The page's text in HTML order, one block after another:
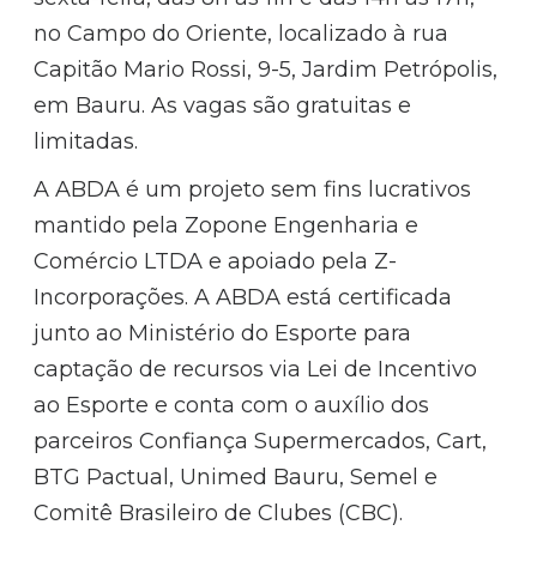
no Campo do Oriente, localizado à rua
Capitão Mario Rossi, 9-5, Jardim Petrópolis,
em Bauru. As vagas são gratuitas e
limitadas.
A ABDA é um projeto sem fins lucrativos
mantido pela Zopone Engenharia e
Comércio LTDA e apoiado pela Z-
Incorporações. A ABDA está certificada
junto ao Ministério do Esporte para
captação de recursos via Lei de Incentivo
ao Esporte e conta com o auxílio dos
parceiros Confiança Supermercados, Cart,
BTG Pactual, Unimed Bauru, Semel e
Comitê Brasileiro de Clubes (CBC).